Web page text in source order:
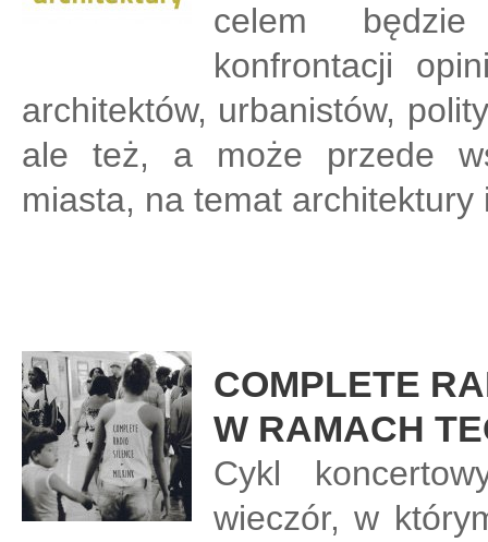
celem
konfrontacji
architektów, urbanistów,
ale też, a może przede
miasta, na temat
COMPLETE
W RAMACH
Cykl
wieczór, w